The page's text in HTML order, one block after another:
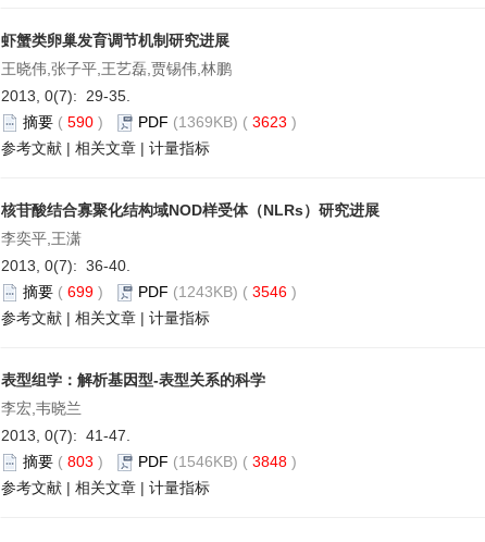
虾蟹类卵巢发育调节机制研究进展
王晓伟,张子平,王艺磊,贾锡伟,林鹏
2013, 0(7): 29-35.
摘要 ( 590 ) PDF (1369KB) ( 3623 )
参考文献 | 相关文章 | 计量指标
核苷酸结合寡聚化结构域NOD样受体（NLRs）研究进展
李奕平,王潇
2013, 0(7): 36-40.
摘要 ( 699 ) PDF (1243KB) ( 3546 )
参考文献 | 相关文章 | 计量指标
表型组学：解析基因型-表型关系的科学
李宏,韦晓兰
2013, 0(7): 41-47.
摘要 ( 803 ) PDF (1546KB) ( 3848 )
参考文献 | 相关文章 | 计量指标